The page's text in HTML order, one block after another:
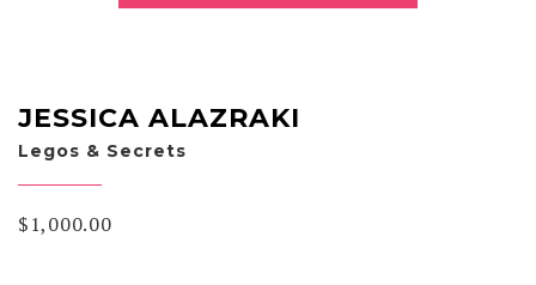
JESSICA ALAZRAKI
Legos & Secrets
$1,000.00